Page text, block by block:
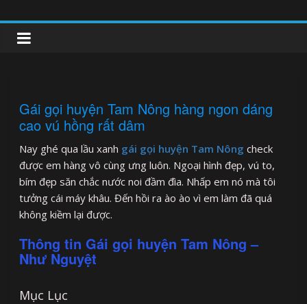
to
content
clipnonglive.com
Gái gọi huyện Tam Nông hàng ngon dáng
cao vú hồng rất dâm
Nay ghé qua lầu xanh gái gọi huyện Tam Nông check
được em hàng vô cùng ưng luôn. Ngoại hình đẹp, vú to,
bím đẹp săn chắc nước noi đầm đìa. Nhấp em nó mà tôi
tưởng cái máy khâu. Đến hồi ra ào ào vì em làm đã quá
không kiềm lại được.
Thông tin Gái gọi huyện Tam Nông –
Như Nguyệt
Mục Lục